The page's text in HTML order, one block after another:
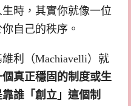
時，其實你就像一位
自己的秩序。
利（Machiavelli）就
個真正穩固的制度或生
誰「創立」這個制